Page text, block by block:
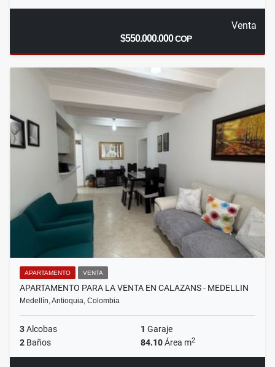
Venta
$550.000.000COP
APARTAMENTO VENTA
APARTAMENTO PARA LA VENTA EN CALAZANS - MEDELLIN
Medellín, Antioquia, Colombia
3Alcobas 1 Garaje
2 Baños 84.10Área m2